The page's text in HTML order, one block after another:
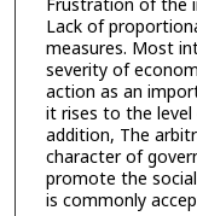
Frustration of the
Lack of
measures. Most
severity of
action as an
it rises to the
addition, The
character of
promote the
is commonly